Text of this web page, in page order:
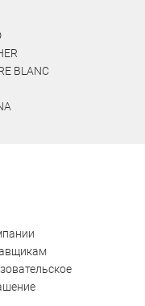
BLANC